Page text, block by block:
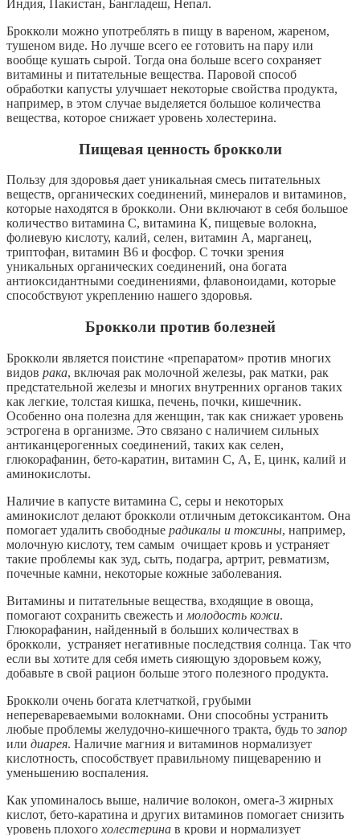
Индия, Пакистан, Бангладеш, Непал.
Брокколи можно употреблять в пищу в вареном, жареном,
тушеном виде. Но лучше всего ее готовить на пару или
вообще кушать сырой. Тогда она больше всего сохраняет
витамины и питательные вещества. Паровой способ
обработки капусты улучшает некоторые свойства продукта,
например, в этом случае выделяется большое количества
вещества, которое снижает уровень холестерина.
Пищевая ценность брокколи
Пользу для здоровья дает уникальная смесь питательных
веществ, органических соединений, минералов и витаминов,
которые находятся в брокколи. Они включают в себя большое
количество витамина С, витамина К, пищевые волокна,
фолиевую кислоту, калий, селен, витамин А, марганец,
триптофан, витамин В6 и фосфор. С точки зрения
уникальных органических соединений, она богата
антиоксидантными соединениями, флавоноидами, которые
способствуют укреплению нашего здоровья.
Брокколи против болезней
Брокколи является поистине «препаратом» против многих
видов рака, включая рак молочной железы, рак матки, рак
предстательной железы и многих внутренних органов таких
как легкие, толстая кишка, печень, почки, кишечник.
Особенно она полезна для женщин, так как снижает уровень
эстрогена в организме. Это связано с наличием сильных
антиканцерогенных соединений, таких как селен,
глюкорафанин, бето-каратин, витамин С, А, Е, цинк, калий и
аминокислоты.
Наличие в капусте витамина С, серы и некоторых
аминокислот делают брокколи отличным детоксикантом. Она
помогает удалить свободные радикалы и токсины, например,
молочную кислоту, тем самым очищает кровь и устраняет
такие проблемы как зуд, сыть, подагра, артрит, ревматизм,
почечные камни, некоторые кожные заболевания.
Витамины и питательные вещества, входящие в овоща,
помогают сохранить свежесть и молодость кожи.
Глюкорафанин, найденный в больших количествах в
брокколи, устраняет негативные последствия солнца. Так что
если вы хотите для себя иметь сияющую здоровьем кожу,
добавьте в свой рацион больше этого полезного продукта.
Брокколи очень богата клетчаткой, грубыми
неперевареваемыми волокнами. Они способны устранить
любые проблемы желудочно-кишечного тракта, будь то запор
или диарея. Наличие магния и витаминов нормализует
кислотность, способствует правильному пищеварению и
уменьшению воспаления.
Как упоминалось выше, наличие волокон, омега-3 жирных
кислот, бето-каратина и других витаминов помогает снизить
уровень плохого холестерина в крови и нормализует